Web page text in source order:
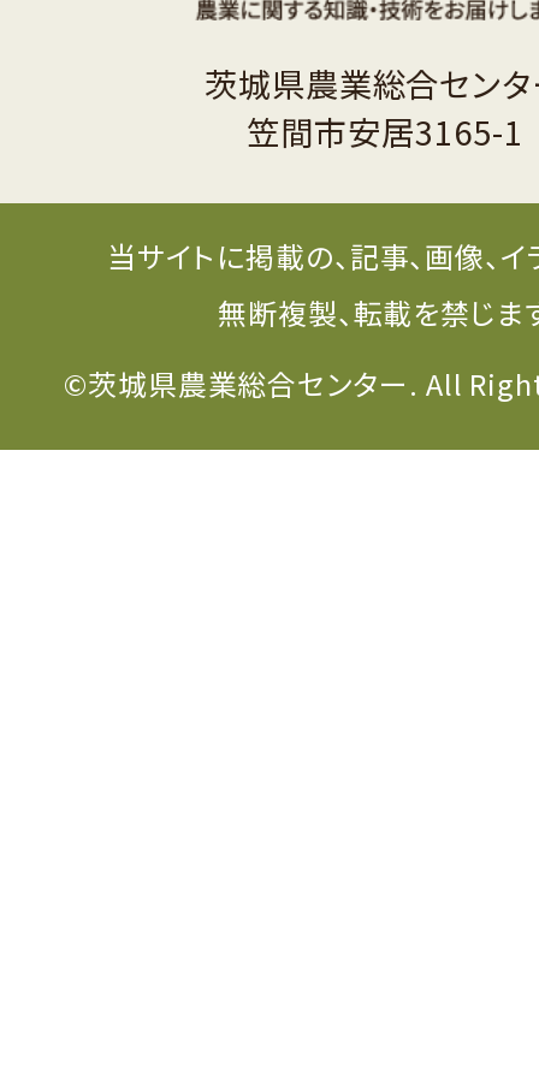
茨城県農業総合セン
笠間市安居3165-1
当サイトに掲載の、記事、画像、
無断複製、転載を禁じま
©茨城県農業総合センター. All